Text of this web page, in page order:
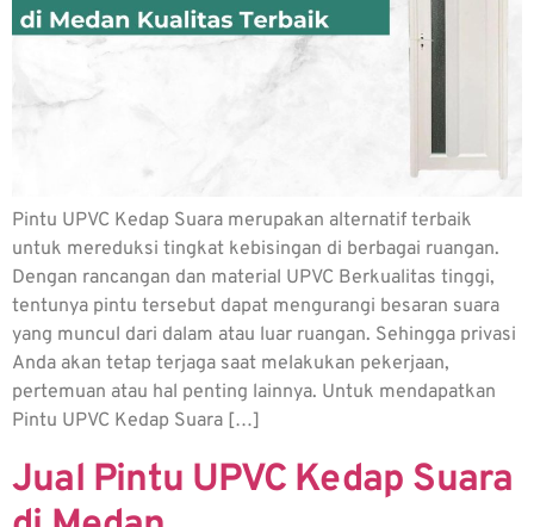
Pintu UPVC Kedap Suara merupakan alternatif terbaik
untuk mereduksi tingkat kebisingan di berbagai ruangan.
Dengan rancangan dan material UPVC Berkualitas tinggi,
tentunya pintu tersebut dapat mengurangi besaran suara
yang muncul dari dalam atau luar ruangan. Sehingga privasi
Anda akan tetap terjaga saat melakukan pekerjaan,
pertemuan atau hal penting lainnya. Untuk mendapatkan
Pintu UPVC Kedap Suara […]
Jual Pintu UPVC Kedap Suara